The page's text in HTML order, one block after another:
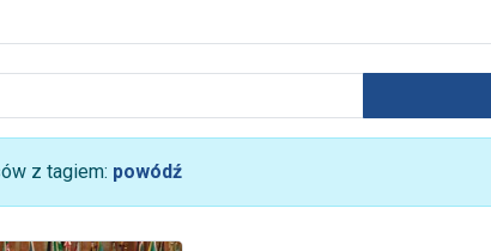
z tagiem: powódź